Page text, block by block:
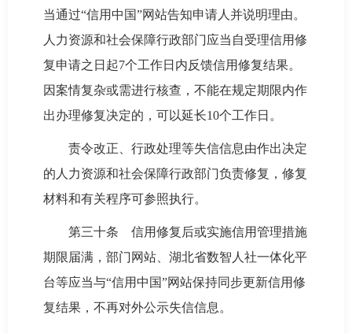
当通过“信用中国”网站告知申请人并说明理由。
人力资源和社会保障行政部门应当自受理信用修
复申请之日起7个工作日内反馈信用修复结果。
因案情复杂或需进行核查，不能在规定期限内作
出办理修复决定的，可以延长10个工作日。
责令改正、行政处理等失信信息由作出决定
的人力资源和社会保障行政部门负责修复，修复
材料和有关程序可参照执行。
第三十条 信用修复后或实施信用管理措施
期限届满，部门网站、湖北省数智人社一体化平
台等应当与“信用中国”网站保持同步更新信用修
复结果，不再对外公示失信信息。